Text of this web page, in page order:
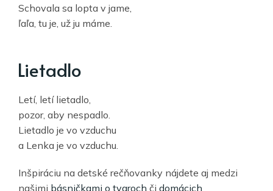
Schovala sa lopta v jame,
ľaľa, tu je, už ju máme.
Lietadlo
Letí, letí lietadlo,
pozor, aby nespadlo.
Lietadlo je vo vzduchu
a Lenka je vo vzduchu.
Inšpiráciu na detské rečňovanky nájdete aj medzi
našimi básničkami o tvaroch či domácich